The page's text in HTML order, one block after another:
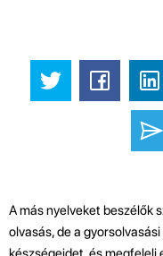
A más nyelveket beszélők
olvasás, de a